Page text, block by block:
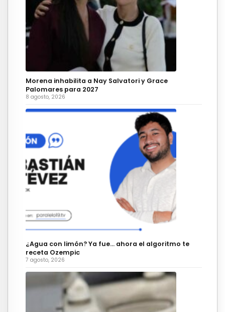
Morena inhabilita a Nay Salvatori y Grace
Palomares para 2027
8 agosto, 2026
¿Agua con limón? Ya fue… ahora el algoritmo te
receta Ozempic
7 agosto, 2026